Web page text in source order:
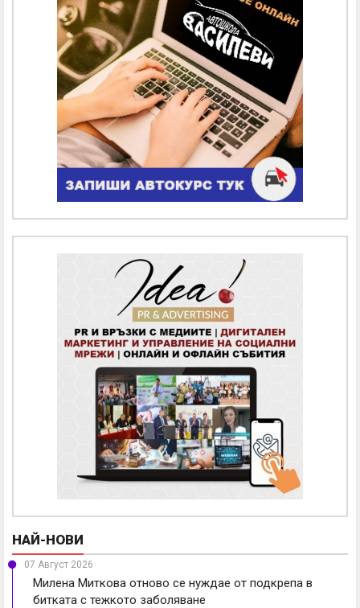
НАЙ-НОВИ
07 Август 2026
Милена Миткова отново се нуждае от подкрепа в
битката с тежкото заболяване